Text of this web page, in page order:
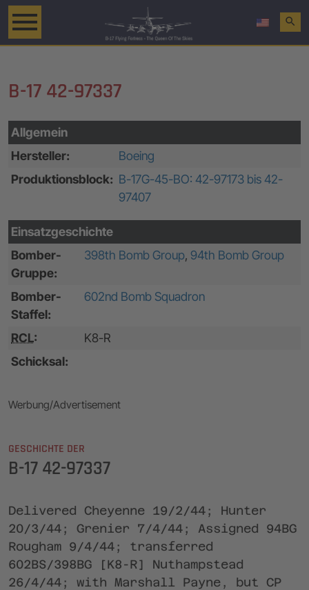
search
B-17 42-97337
Allgemein
Hersteller:
Boeing
Produktionsblock: B-17G-45-BO: 42-97173 bis 42-
97407
Einsatzgeschichte
Bomber-
Gruppe:
398th Bomb Group, 94th Bomb Group
Bomber-
Staffel:
602nd Bomb Squadron
RCL:
K8-R
Schicksal:
Werbung/Advertisement
GESCHICHTE DER
B-17 42-97337
Delivered Cheyenne 19/2/44; Hunter
20/3/44; Grenier 7/4/44; Assigned 94BG
Rougham 9/4/44; transferred
602BS/398BG [K8-R] Nuthampstead
26/4/44; with Marshall Payne, but CP